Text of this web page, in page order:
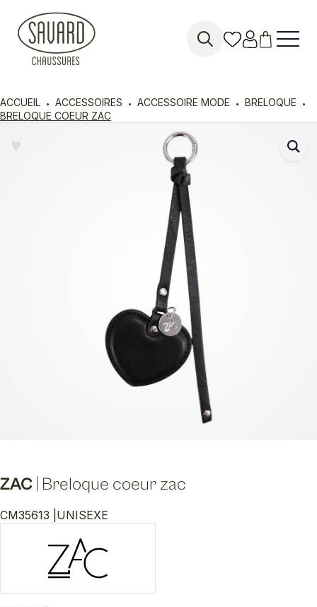
ACCUEIL ACCESSOIRES ACCESSOIRE MODE
BRELOQUE
BRELOQUE COEUR ZAC
ZAC Breloque coeur zac
CM35613 | UNISEXE